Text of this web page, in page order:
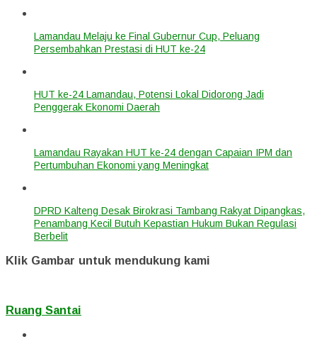
Lamandau Melaju ke Final Gubernur Cup, Peluang
Persembahkan Prestasi di HUT ke-24
HUT ke-24 Lamandau, Potensi Lokal Didorong Jadi
Penggerak Ekonomi Daerah
Lamandau Rayakan HUT ke-24 dengan Capaian IPM dan
Pertumbuhan Ekonomi yang Meningkat
DPRD Kalteng Desak Birokrasi Tambang Rakyat Dipangkas,
Penambang Kecil Butuh Kepastian Hukum Bukan Regulasi
Berbelit
Klik Gambar untuk mendukung kami
Ruang Santai